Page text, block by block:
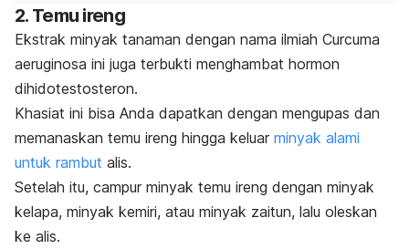
2. Temu ireng
Ekstrak minyak tanaman dengan nama ilmiah Curcuma
aeruginosa ini juga terbukti menghambat hormon
dihidotestosteron.
Khasiat ini bisa Anda dapatkan dengan mengupas dan
memanaskan temu ireng hingga keluar minyak alami
untuk rambut alis.
Setelah itu, campur minyak temu ireng dengan minyak
kelapa, minyak kemiri, atau minyak zaitun, lalu oleskan
ke alis.